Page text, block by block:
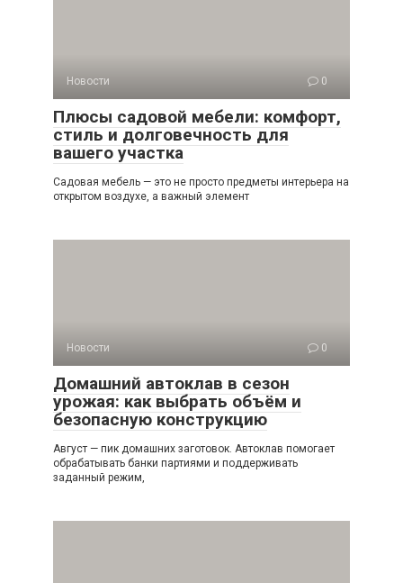
Новости 0
Плюсы садовой мебели: комфорт,
стиль и долговечность для
вашего участка
Садовая мебель — это не просто предметы интерьера на
открытом воздухе, а важный элемент
Новости 0
Домашний автоклав в сезон
урожая: как выбрать объём и
безопасную конструкцию
Август — пик домашних заготовок. Автоклав помогает
обрабатывать банки партиями и поддерживать
заданный режим,